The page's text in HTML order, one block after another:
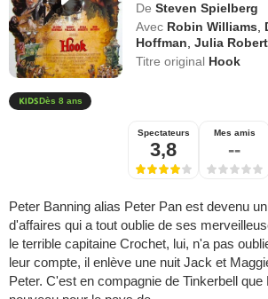
De Steven Spielberg
Avec Robin Williams
Hoffman ,Julia
Titre original Hook
Dès 8 ans
Spectateurs
3,8
Mes amis
--
Peter Banning alias Peter Pan est devenu
d'affaires qui a tout oublie de ses
le terrible capitaine Crochet, lui, n'a pas
leur compte, il enlève une nuit Jack et
Peter. C'est en compagnie de Tinkerbell